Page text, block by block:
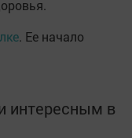
. Ее начало
интересным в